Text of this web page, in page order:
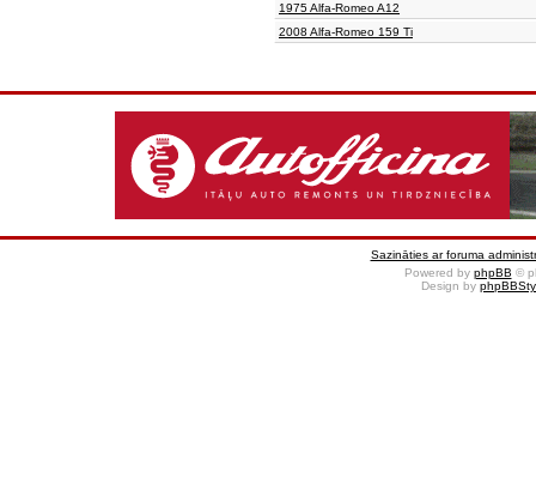
1975 Alfa-Romeo A12
2008 Alfa-Romeo 159 Ti
Sazināties ar foruma
Powered by phpBB ©
Design by